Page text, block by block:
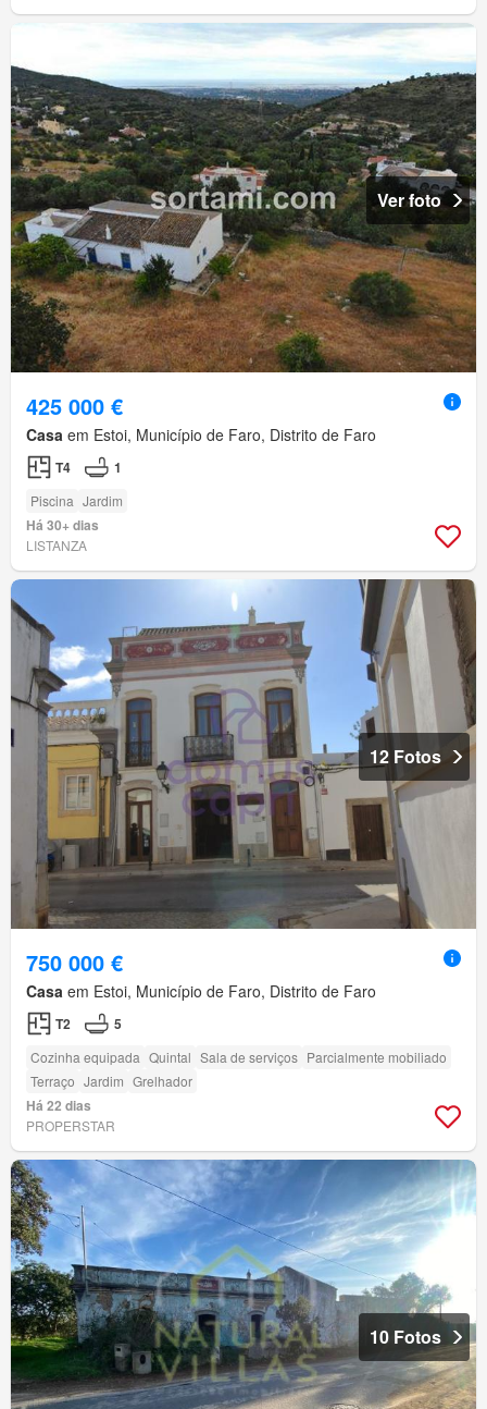
Ver foto
425 000 €
Casa em Estoi, Município de Faro, Distrito de Faro
T4 1
Piscina Jardim
Há 30+ dias
LISTANZA
12 Fotos
750 000 €
Casa em Estoi, Município de Faro, Distrito de Faro
T2 5
Cozinha equipada Quintal Sala de serviços Parcialmente mobiliado
Terraço Jardim Grelhador
Há 22 dias
PROPERSTAR
10 Fotos